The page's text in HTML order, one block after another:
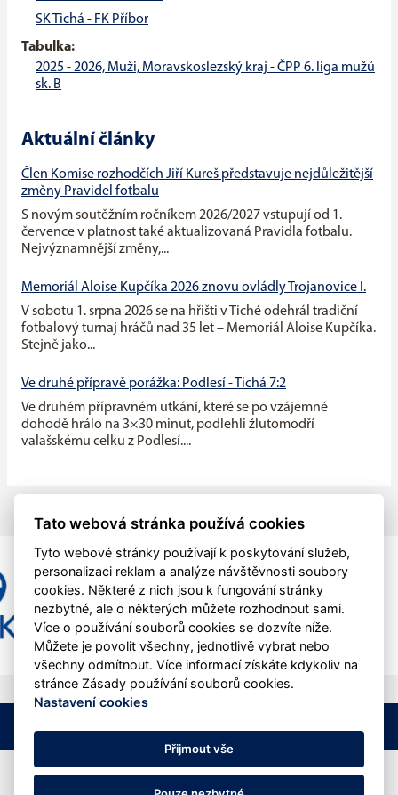
SK Tichá - FK Příbor
Tabulka:
2025 - 2026, Muži, Moravskoslezský kraj - ČPP 6. liga mužů
sk. B
Aktuální články
Člen Komise rozhodčích Jiří Kureš představuje nejdůležitější
změny Pravidel fotbalu
S novým soutěžním ročníkem 2026/2027 vstupují od 1.
července v platnost také aktualizovaná Pravidla fotbalu.
Nejvýznamnější změny,...
Memoriál Aloise Kupčíka 2026 znovu ovládly Trojanovice I.
V sobotu 1. srpna 2026 se na hřišti v Tiché odehrál tradiční
fotbalový turnaj hráčů nad 35 let – Memoriál Aloise Kupčíka.
Stejně jako...
Ve druhé přípravě porážka: Podlesí - Tichá 7:2
Ve druhém přípravném utkání, které se po vzájemné
dohodě hrálo na 3×30 minut, podlehli žlutomodří
valašskému celku z Podlesí....
Veškerý obsah stránek je chráněn podle autorského zákona a jeho
přejímaní bez výslovného souhlasu je zakázáno.
Tato webová stránka používá cookies
Tyto webové stránky používají k poskytování služeb,
personalizaci reklam a analýze návštěvnosti soubory
cookies. Některé z nich jsou k fungování stránky
nezbytné, ale o některých můžete rozhodnout sami.
Více o používání souborů cookies se dozvíte níže.
Můžete je povolit všechny, jednotlivě vybrat nebo
všechny odmítnout. Více informací získáte kdykoliv na
stránce Zásady používání souborů cookies.
Nastavení cookies
Přijmout vše